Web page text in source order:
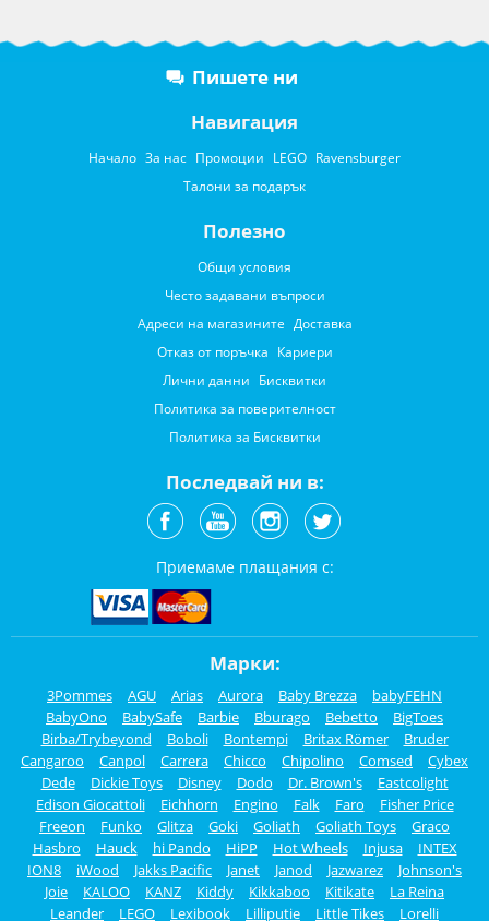
Пишете ни
Навигация
Начало За нас Промоции LEGO Ravensburger
Талони за подарък
Полезно
Общи условия
Често задавани въпроси
Адреси на магазините Доставка
Отказ от поръчка Кариери
Лични данни Бисквитки
Политика за поверителност
Политика за Бисквитки
Последвай ни в:
Приемаме плащания с:
Марки:
3Pommes AGU Arias Aurora Baby Brezza
babyFEHN
BabyOno
BabySafe Barbie Bburago Bebetto
BigToes
Birba/Trybeyond
Boboli Bontempi Britax Römer
Bruder
Cangaroo
Canpol Carrera Chicco Chipolino Comsed
Cybex
Dede
Dickie Toys Disney Dodo Dr. Brown's
Eastcolight
Edison Giocattoli
Eichhorn Engino Falk Faro
Fisher Price
Freeon
Funko Glitza Goki Goliath Goliath Toys
Graco
Hasbro
Hauck hi Pando HiPP Hot Wheels Injusa
INTEX
ION8
iWood Jakks Pacific Janet Janod Jazwarez
Johnson's
Joie
KALOO KANZ Kiddy Kikkaboo Kitikate
La Reina
Leander
LEGO Lexibook Lilliputie Little Tikes Lorelli